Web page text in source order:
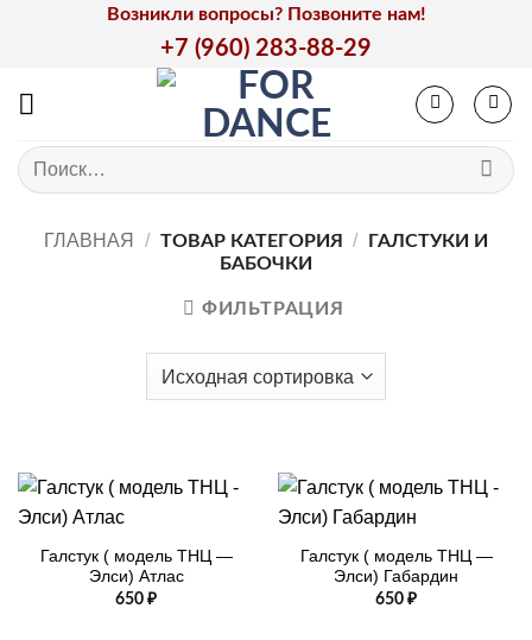
Возникли вопросы? Позвоните нам!
+7 (960) 283-88-29
Искать:
ГЛАВНАЯ / ТОВАР КАТЕГОРИЯ /
ГАЛСТУКИ И
БАБОЧКИ
ФИЛЬТРАЦИЯ
Галстук ( модель ТНЦ —
Элси) Атлас
650 ₽
Галстук ( модель ТНЦ —
Элси) Габардин
650 ₽